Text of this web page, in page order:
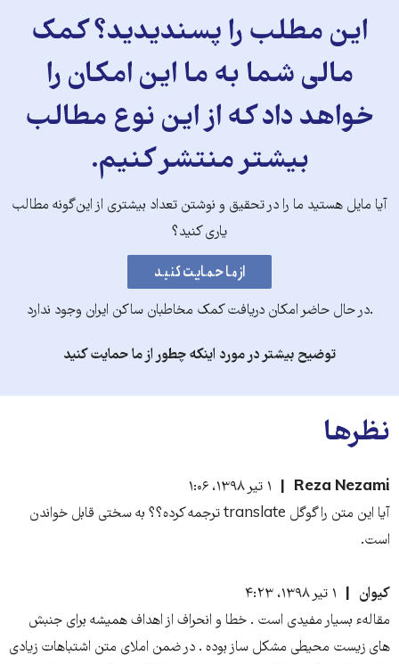
این مطلب را پسندیدید؟ کمک
مالی شما به ما این امکان را
خواهد داد که از این نوع مطالب
بیشتر منتشر کنیم.
آیا مایل هستید ما را در تحقیق و نوشتن تعداد بیشتری از این‌گونه مطالب
یاری کنید؟
.در حال حاضر امکان دریافت کمک مخاطبان ساکن ایران وجود ندارد
توضیح بیشتر در مورد اینکه چطور از ما حمایت کنید
نظرها
Reza Nezami
۱ تیر ۱۳۹۸، ۱:۰۶
آیا این متن را گوگل translate ترجمه کرده؟؟ به سختی قابل خواندن
است.
کیوان
۱ تیر ۱۳۹۸، ۴:۲۳
مقالهء بسیار مفیدی است . خطا و انحراف از اهداف همیشه برای جنبش
های زیست محیطی مشکل ساز بوده . در ضمن املای متن اشتباهات زیادی